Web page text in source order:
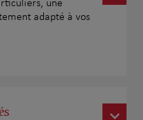
une
adapté à vos